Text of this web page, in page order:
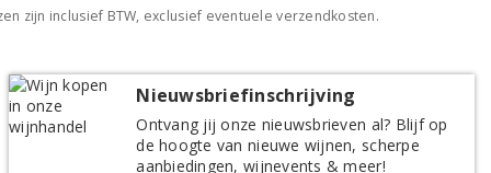
zijn inclusief BTW, exclusief eventuele verzendkosten.
Nieuwsbriefinschrijving
Ontvang jij onze nieuwsbrieven al? Blijf op
de hoogte van nieuwe wijnen, scherpe
aanbiedingen, wijnevents & meer!